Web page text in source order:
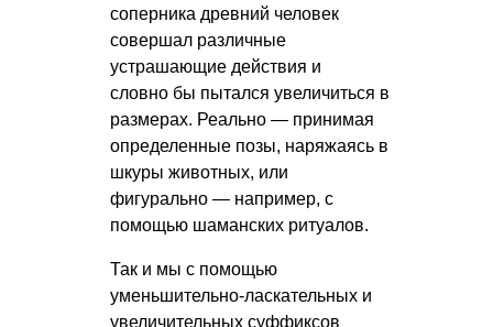
соперника древний человек
совершал различные
устрашающие действия и
словно бы пытался увеличиться в
размерах. Реально — принимая
определенные позы, наряжаясь в
шкуры животных, или
фигурально — например, с
помощью шаманских ритуалов.
Так и мы с помощью
уменьшительно-ласкательных и
увеличительных суффиксов